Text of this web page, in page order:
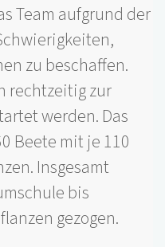
Team aufgrund der
zu beschaffen.
rechtzeitig zur
werden. Das
Beete mit je 110
Insgesamt
bis
gezogen.